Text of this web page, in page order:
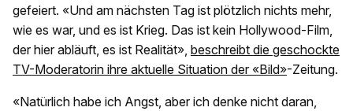
gefeiert. «Und am nächsten Tag ist plötzlich nichts mehr,
wie es war, und es ist Krieg. Das ist kein Hollywood-Film,
der hier abläuft, es ist Realität», beschreibt die geschockte
TV-Moderatorin ihre aktuelle Situation der «Bild»-Zeitung.
«Natürlich habe ich Angst, aber ich denke nicht daran,